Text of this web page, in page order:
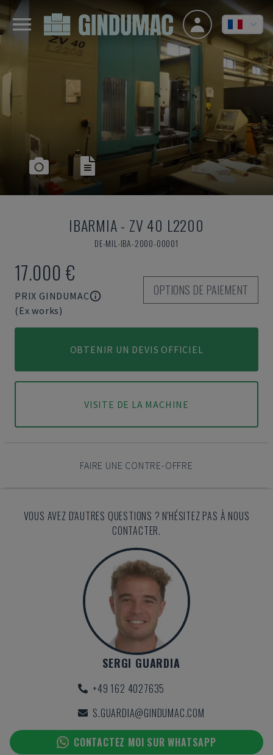
IBARMIA- ZV 40 L2200
DE-MIL-IBA-2000-00001
17.000 €
PRIX GINDUMAC
(Ex works)
OPTIONS DE PAIEMENT
OBTENIR UN DEVIS OFFICIEL
VISITE DE LA MACHINE
FAIRE UNE CONTRE-OFFRE
VOUS AVEZ D'AUTRES QUESTIONS ? N'HÉSITEZ PAS À NOUS
CONTACTER.
SERGI GUARDIA
+49 162 4027635
S.GUARDIA@GINDUMAC.COM
CONTACTEZ MOI SUR WHATSAPP